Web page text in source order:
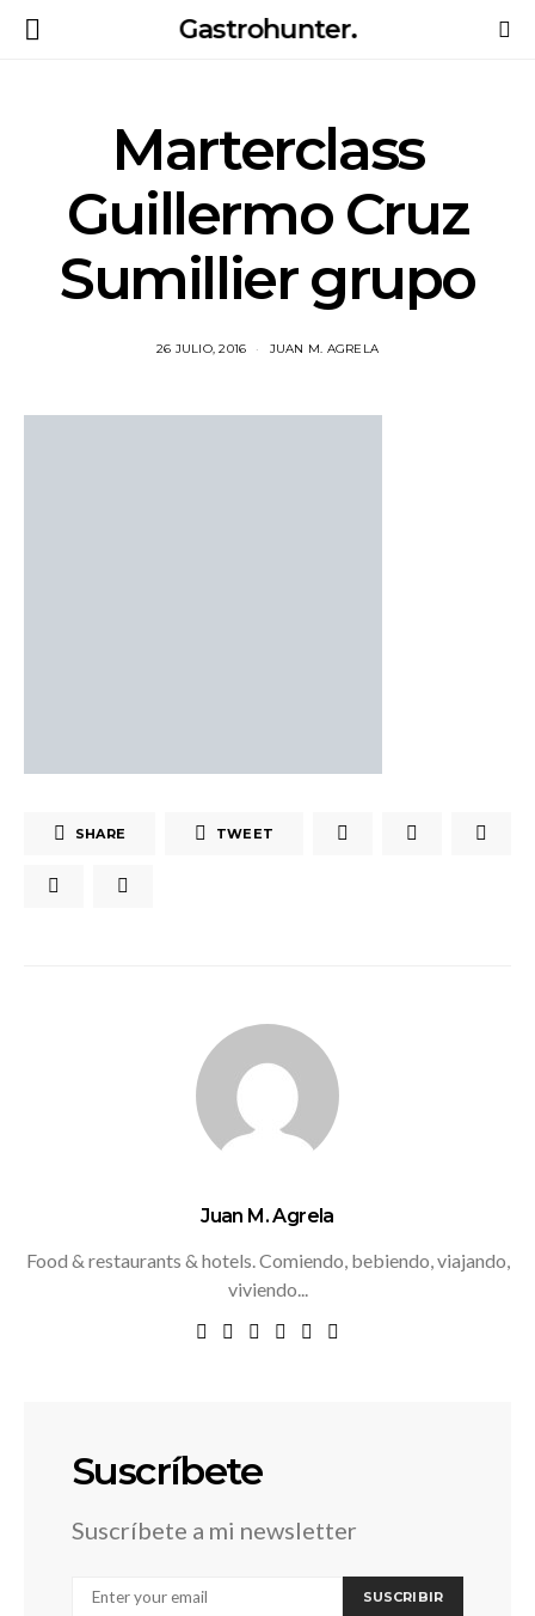
Gastrohunter.
Marterclass
Guillermo Cruz
Sumillier grupo
26 JULIO, 2016 JUAN M. AGRELA
SHARE TWEET
Juan M. Agrela
Food & restaurants & hotels. Comiendo, bebiendo, viajando,
viviendo...
Suscríbete
Suscríbete a mi newsletter
SUSCRIBIR